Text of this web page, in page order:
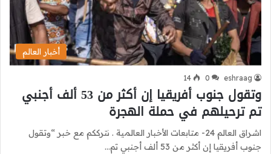
أخبار العالم
eshraag
0
14
وتقول جنوب أفريقيا إن أكثر من 53 ألف أجنبي
تم ترحيلهم في حملة الهجرة
اشراق العالم 24- متابعات الأخبار العالمية . نترككم مع خبر “وتقول
جنوب أفريقيا إن أكثر من 53 ألف أجنبي تم…